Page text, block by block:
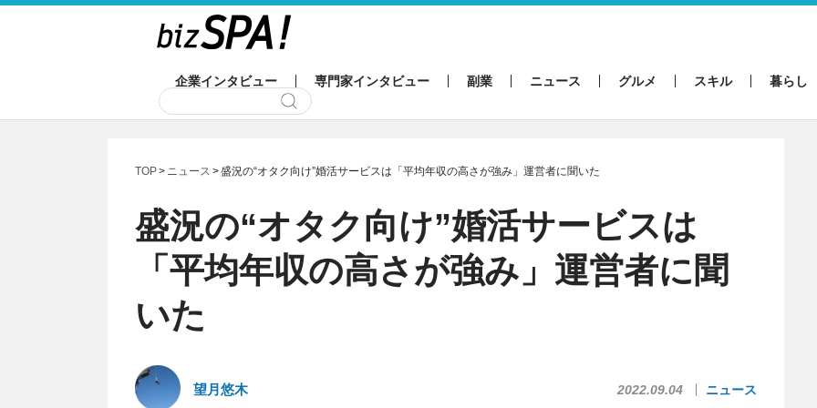
企業インタビュー 専門家インタビュー 副業 ニュース グルメ スキル 暮らし
TOP ニュース 盛況の“オタク向け”婚活サービスは「平均年収の高さが強み」運営者に聞いた
盛況の“オタク向け”婚活サービスは
「平均年収の高さが強み」運営者に聞
いた
望月悠木 2022.09.04 ニュース